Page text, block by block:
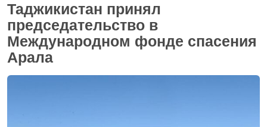
Таджикистан принял
председательство в
Международном фонде спасения
Арала